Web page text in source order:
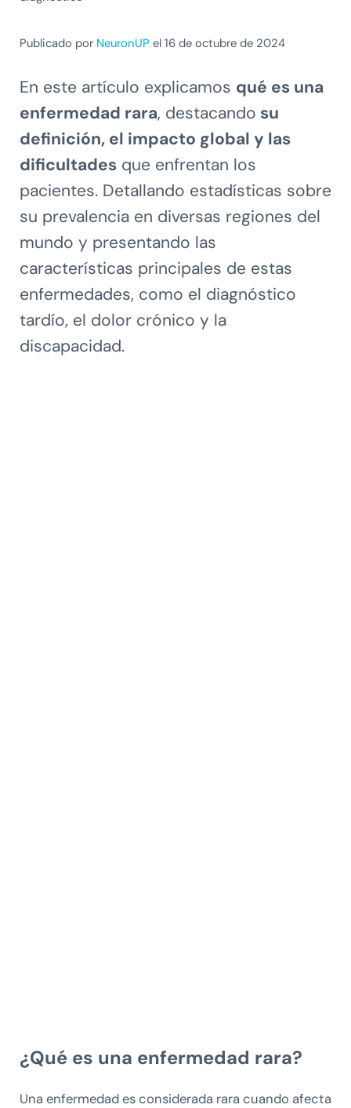
Publicado por NeuronUP el 16 de octubre de 2024
En este artículo explicamos qué es una
enfermedad rara, destacando su
definición, el impacto global y las
dificultadesque enfrentan los
pacientes. Detallando estadísticas sobre
su prevalencia en diversas regiones del
mundo y presentando las
características principales de estas
enfermedades, como el diagnóstico
tardío, el dolor crónico y la
discapacidad.
¿Qué es una enfermedad rara?
Una enfermedad es considerada rara cuando afecta